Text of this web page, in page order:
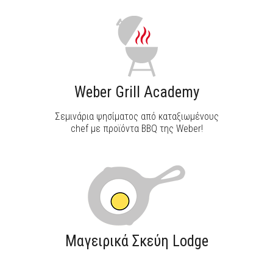
Weber Grill Academy
Σεμινάρια ψησίματος από καταξιωμένους
chef με προϊόντα BBQ της Weber!
Μαγειρικά Σκεύη Lodge